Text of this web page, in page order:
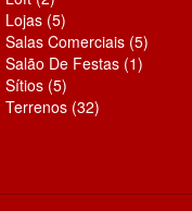
Lojas (5)
Salas Comerciais (5)
Salão De Festas (1)
Sítios (5)
Terrenos (32)